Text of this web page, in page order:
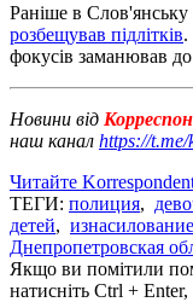
Раніше в Слов'янську
розбещував підлітків.
фокусів заманював до
Новини від
наш канал https://t.me/
Читайте
ТЕГИ: полиция,
детей,
Днепропетровская
Якщо ви помітили
натисніть Ctrl +